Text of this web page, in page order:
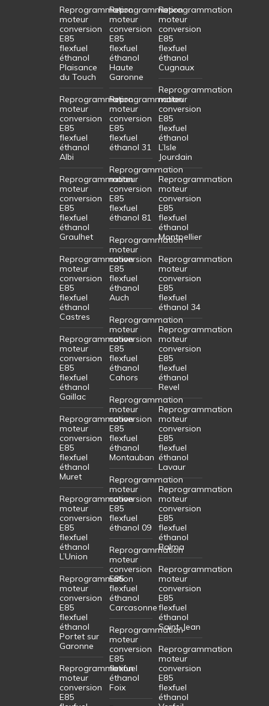
Reprogrammation
moteur
conversion
E85
flexfuel
éthanol
Plaisance
du Touch
Reprogrammation
moteur
conversion
E85
flexfuel
éthanol
Albi
Reprogrammation
moteur
conversion
E85
flexfuel
éthanol
Graulhet
Reprogrammation
moteur
conversion
E85
flexfuel
éthanol
Castres
Reprogrammation
moteur
conversion
E85
flexfuel
éthanol
Gaillac
Reprogrammation
moteur
conversion
E85
flexfuel
éthanol
Muret
Reprogrammation
moteur
conversion
E85
flexfuel
éthanol
L’Union
Reprogrammation
moteur
conversion
E85
flexfuel
éthanol
Portet sur
Garonne
Reprogrammation
moteur
conversion
E85
Reprogrammation
moteur
conversion
E85
flexfuel
éthanol
Haute
Garonne
Reprogrammation
moteur
conversion
E85
flexfuel
éthanol 31
Reprogrammation
moteur
conversion
E85
flexfuel
éthanol 81
Reprogrammation
moteur
conversion
E85
flexfuel
éthanol
Auch
Reprogrammation
moteur
conversion
E85
flexfuel
éthanol
Cahors
Reprogrammation
moteur
conversion
E85
flexfuel
éthanol
Montauban
Reprogrammation
moteur
conversion
E85
flexfuel
éthanol 09
Reprogrammation
moteur
conversion
E85
flexfuel
éthanol
Carcasonne
Reprogrammation
moteur
conversion
E85
flexfuel
éthanol
Foix
Reprogrammation
moteur
conversion
E85
flexfuel
éthanol
Cugnaux
Reprogrammation
moteur
conversion
E85
flexfuel
éthanol
L’Isle
Jourdain
Reprogrammation
moteur
conversion
E85
flexfuel
éthanol
Montpellier
Reprogrammation
moteur
conversion
E85
flexfuel
éthanol 34
Reprogrammation
moteur
conversion
E85
flexfuel
éthanol
Revel
Reprogrammation
moteur
conversion
E85
flexfuel
éthanol
Lavaur
Reprogrammation
moteur
conversion
E85
flexfuel
éthanol
Balma
Reprogrammation
moteur
conversion
E85
flexfuel
éthanol
Saint-Jean
Reprogrammation
moteur
conversion
E85
flexfuel
éthanol